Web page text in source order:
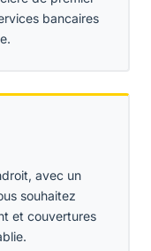
bancaires
avec un
souhaitez
et couvertures